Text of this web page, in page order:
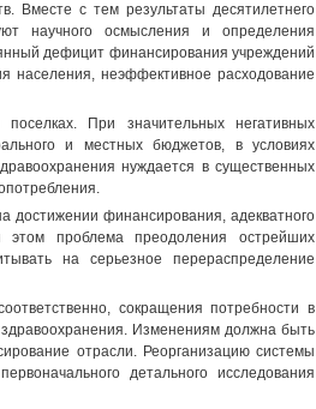
Вместе с тем результаты десятилетнего
научного осмысления и определения
дефицит финансирования учреждений
населения, неэффективное расходование
При значительных негативных
и местных бюджетов, в условиях
нуждается в существенных
достижении финансирования, адекватного
этом проблема преодоления острейших
на серьезное перераспределение
сокращения потребности в
Изменениям должна быть
отрасли. Реорганизацию системы
детального исследования